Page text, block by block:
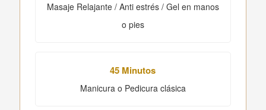
Masaje Relajante / Anti estrés / Gel en manos
o pies
45 Minutos
Manicura o Pedicura clásica